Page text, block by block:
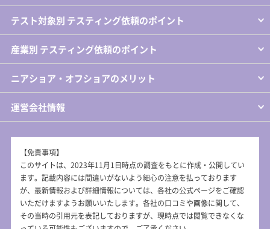
テスト対象別 テスティング依頼のポイント
産業別 テスティング依頼のポイント
ニアショア・オフショアのメリット
運営会社情報
【免責事項】
このサイトは、2023年11月1日時点の調査をもとに作成・公開してい
ます。記載内容には間違いがないよう細心の注意を払っております
が、最新情報および詳細情報については、各社の公式ページをご確認
いただけますようお願いいたします。各社の口コミや画像に関して、
その当時の引用元を表記しておりますが、現時点では閲覧できなくな